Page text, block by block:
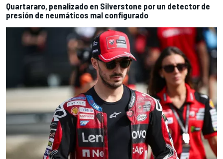
Quartararo, penalizado en Silverstone por un detector de
presión de neumáticos mal configurado